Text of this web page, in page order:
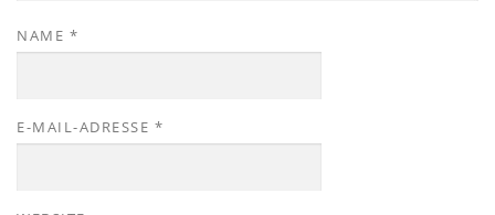
NAME *
E-MAIL-ADRESSE *